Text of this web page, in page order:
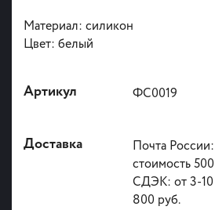
Материал: силикон
Цвет: белый
Артикул ФС0019
Доставка
Почта
стоимость
СДЭК: от 3-10
800 руб.